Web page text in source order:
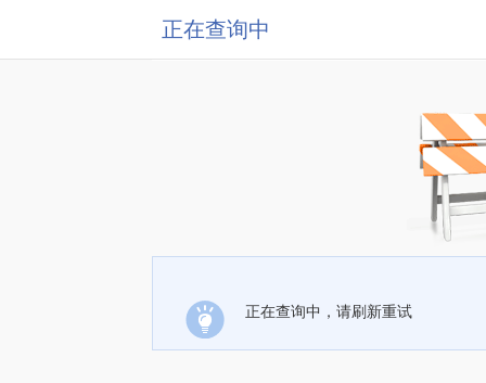
正在查询中
正在查询中，请刷新重试